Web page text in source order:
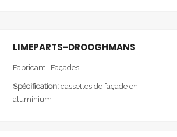
LIMEPARTS-DROOGHMANS
Fabricant : Façades
Spécification: cassettes de façade en
aluminium